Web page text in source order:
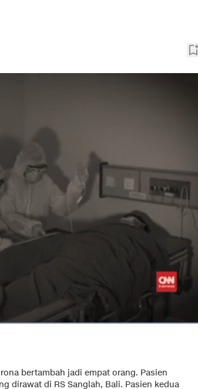
bertambah jadi empat orang. Pasien
dirawat di RS Sanglah, Bali. Pasien kedua